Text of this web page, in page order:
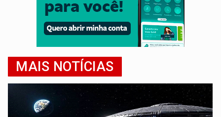
MAIS NOTÍCIAS